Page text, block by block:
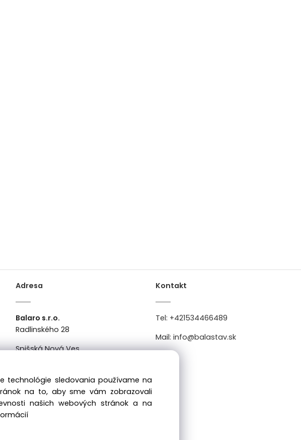
Adresa
Balaro s.r.o.
Radlinského 28
Spišská Nová Ves
Kontakt
Tel: +421534466489
Mail: info@balastav.sk
technológie sledovania používame na
na to, aby sme vám zobrazovali
našich webových stránok a na